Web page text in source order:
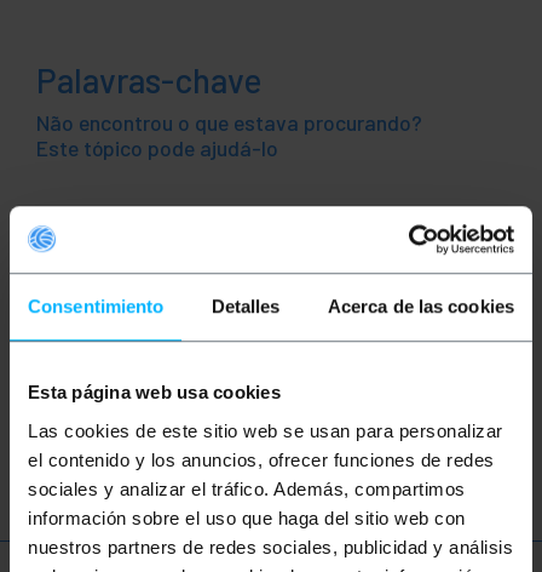
Consentimiento Detalles Acerca de las cookies
Esta página web usa cookies
Las cookies de este sitio web se usan para personalizar
el contenido y los anuncios, ofrecer funciones de redes
sociales y analizar el tráfico. Además, compartimos
información sobre el uso que haga del sitio web con
nuestros partners de redes sociales, publicidad y análisis
Palavras-chave
Não encontrou o que estava procurando?
Este tópico pode ajudá-lo
moedas notas dinheiro serial
RS232 RS422 RS485
DB25 porta conexão